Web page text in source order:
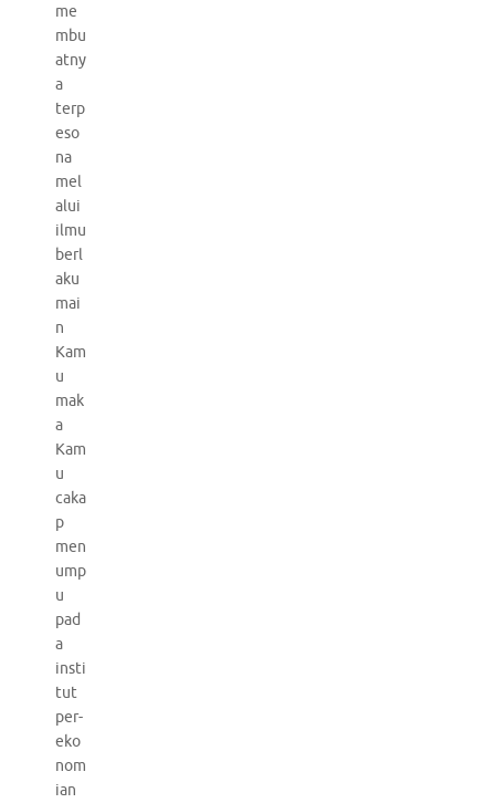
me
mbu
atny
a
terp
eso
na
mel
alui
ilmu
berl
aku
mai
n
Kam
u
mak
a
Kam
u
caka
p
men
ump
u
pad
a
insti
tut
per-
eko
nom
ian